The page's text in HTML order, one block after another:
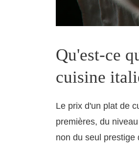
Qu'est-ce
cuisine
Le prix d'un plat de
premières, du
non du seul prestige